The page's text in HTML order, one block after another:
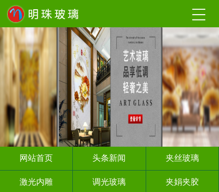
网站首页 头条新闻 夹丝玻璃
激光内雕 调光玻璃 夹娟夹胶